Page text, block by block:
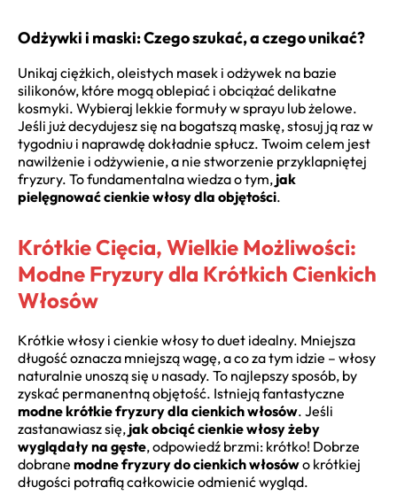
Odżywki i maski: Czego szukać, a czego unikać?
Unikaj ciężkich, oleistych masek i odżywek na bazie
silikonów, które mogą oblepiać i obciążać delikatne
kosmyki. Wybieraj lekkie formuły w sprayu lub żelowe.
Jeśli już decydujesz się na bogatszą maskę, stosuj ją raz w
tygodniu i naprawdę dokładnie spłucz. Twoim celem jest
nawilżenie i odżywienie, a nie stworzenie przyklapniętej
fryzury. To fundamentalna wiedza o tym, jak
pielęgnować cienkie włosy dla objętości.
Krótkie Cięcia, Wielkie Możliwości:
Modne Fryzury dla Krótkich Cienkich
Włosów
Krótkie włosy i cienkie włosy to duet idealny. Mniejsza
długość oznacza mniejszą wagę, a co za tym idzie – włosy
naturalnie unoszą się u nasady. To najlepszy sposób, by
zyskać permanentną objętość. Istnieją fantastyczne
modne krótkie fryzury dla cienkich włosów. Jeśli
zastanawiasz się, jak obciąć cienkie włosy żeby
wyglądały na gęste, odpowiedź brzmi: krótko! Dobrze
dobrane modne fryzury do cienkich włosówo krótkiej
długości potrafią całkowicie odmienić wygląd.